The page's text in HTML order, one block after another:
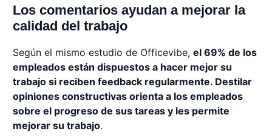
Los comentarios ayudan a mejorar la
calidad del trabajo
Según el mismo estudio de Officevibe, el 69% de los
empleados están dispuestos a hacer mejor su
trabajo si reciben feedback regularmente. Destilar
opiniones constructivas orienta a los empleados
sobre el progreso de sus tareas y les permite
mejorar su trabajo.